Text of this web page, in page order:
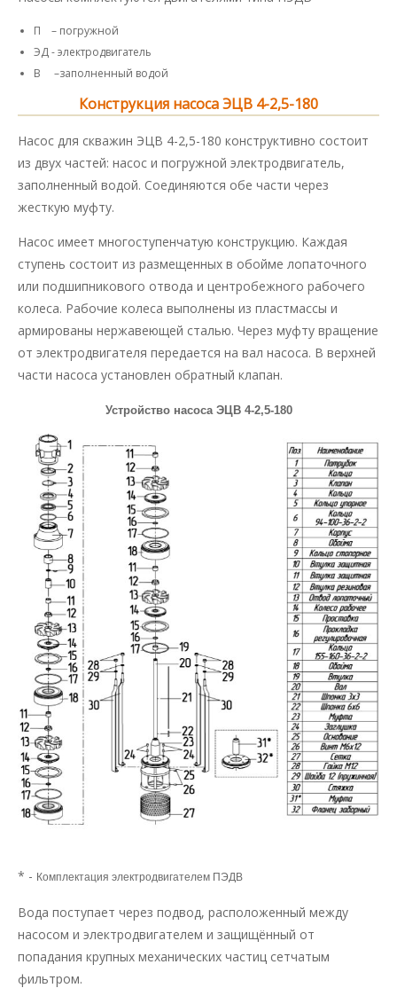
П – погружной
ЭД - электродвигатель
В –заполненный водой
Конструкция насоса ЭЦВ 4-2,5-180
Насос для скважин ЭЦВ 4-2,5-180 конструктивно состоит
из двух частей: насос и погружной электродвигатель,
заполненный водой. Соединяются обе части через
жесткую муфту.
Насос имеет многоступенчатую конструкцию. Каждая
ступень состоит из размещенных в обойме лопаточного
или подшипникового отвода и центробежного рабочего
колеса. Рабочие колеса выполнены из пластмассы и
армированы нержавеющей сталью. Через муфту вращение
от электродвигателя передается на вал насоса. В верхней
части насоса установлен обратный клапан.
Устройство насоса ЭЦВ 4-2,5-180
* - Комплектация электродвигателем ПЭДВ
Вода поступает через подвод, расположенный между
насосом и электродвигателем и защищённый от
попадания крупных механических частиц сетчатым
фильтром.